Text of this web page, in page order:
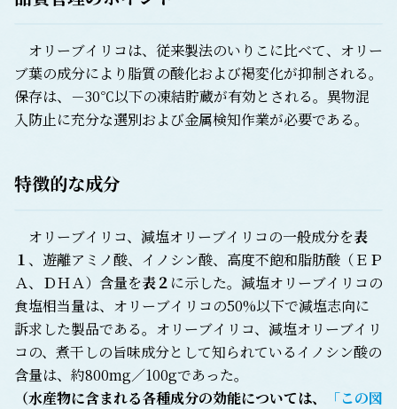
オリーブイリコは、従来製法のいりこに比べて、オリー
ブ葉の成分により脂質の酸化および褐変化が抑制される。
保存は、－30℃以下の凍結貯蔵が有効とされる。異物混
入防止に充分な選別および金属検知作業が必要である。
特徴的な成分
オリーブイリコ、減塩オリーブイリコの一般成分を表
１、遊離アミノ酸、イノシン酸、高度不飽和脂肪酸（ＥＰ
Ａ、ＤＨＡ）含量を表２ に示した。減塩オリーブイリコの
食塩相当量は、オリーブイリコの50%以下で減塩志向に
訴求した製品である。オリーブイリコ、減塩オリーブイリ
コの、煮干しの旨味成分として知られているイノシン酸の
含量は、約800mg／100gであった。
（水産物に含まれる各種成分の効能については、
「この図